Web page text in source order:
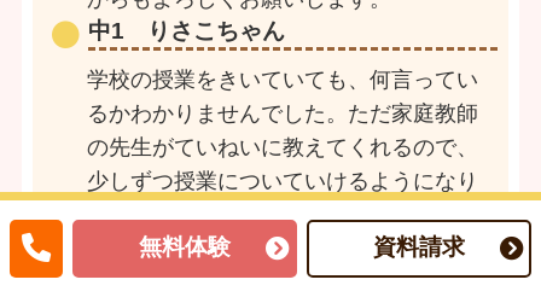
中1 りさこちゃん
学校の授業をきいていても、何言ってい
るかわかりませんでした。ただ家庭教師
の先生がていねいに教えてくれるので、
少しずつ授業についていけるようになり
ました。こっからもっと頑張ります。
無料体験 資料請求